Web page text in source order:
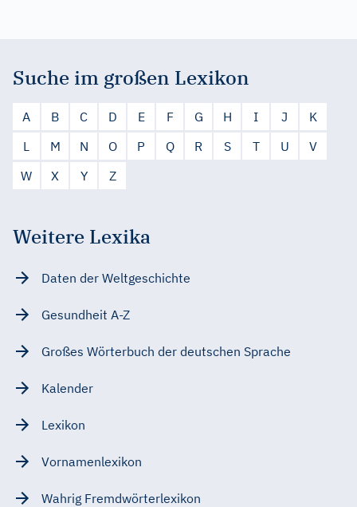
Suche im großen Lexikon
A B C D E F G H I J
K
L
M N O P Q R S T U
V
W
X Y Z
Weitere Lexika
Daten der Weltgeschichte
Gesundheit A-Z
Großes Wörterbuch der deutschen Sprache
Kalender
Lexikon
Vornamenlexikon
Wahrig Fremdwörterlexikon